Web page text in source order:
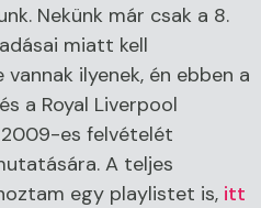
Nekünk már csak a 8.
miatt kell
ilyenek, én ebben a
a Royal Liverpool
es felvételét
A teljes
egy playlistet is, itt